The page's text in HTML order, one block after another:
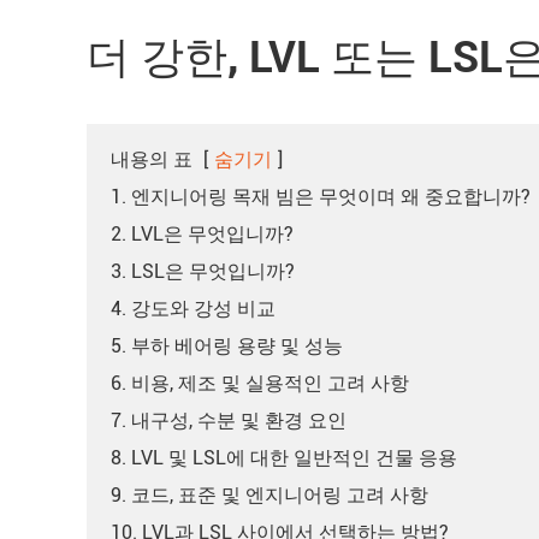
더 강한, LVL 또는 LSL
내용의 표 [ 숨기기 ]
1. 엔지니어링 목재 빔은 무엇이며 왜 중요합니까?
2. LVL은 무엇입니까?
3. LSL은 무엇입니까?
4. 강도와 강성 비교
5. 부하 베어링 용량 및 성능
6. 비용, 제조 및 실용적인 고려 사항
7. 내구성, 수분 및 환경 요인
8. LVL 및 LSL에 대한 일반적인 건물 응용
9. 코드, 표준 및 엔지니어링 고려 사항
10. LVL과 LSL 사이에서 선택하는 방법?